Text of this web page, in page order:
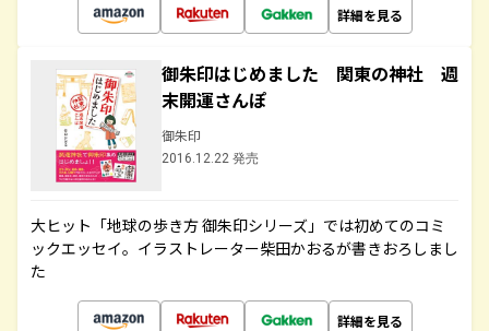
詳細を見る
御朱印はじめました 関東の神社 週
末開運さんぽ
御朱印
2016.12.22 発売
大ヒット「地球の歩き方 御朱印シリーズ」では初めてのコミ
ックエッセイ。イラストレーター柴田かおるが書きおろしまし
た
詳細を見る